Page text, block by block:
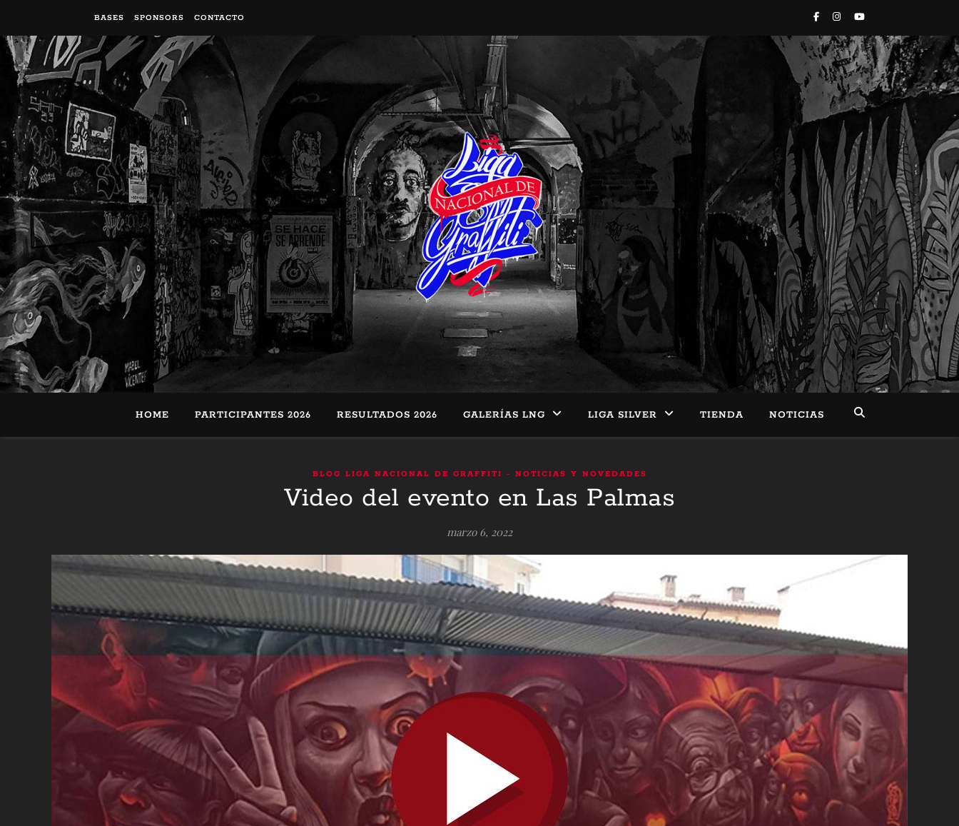
BASES SPONSORS CONTACTO
HOME PARTICIPANTES 2026 RESULTADOS 2026 GALERÍAS LNG LIGA SILVER TIENDA NOTICIAS
BLOG LIGA NACIONAL DE GRAFFITI - NOTICIAS Y NOVEDADES
Video del evento en Las Palmas
marzo 6, 2022